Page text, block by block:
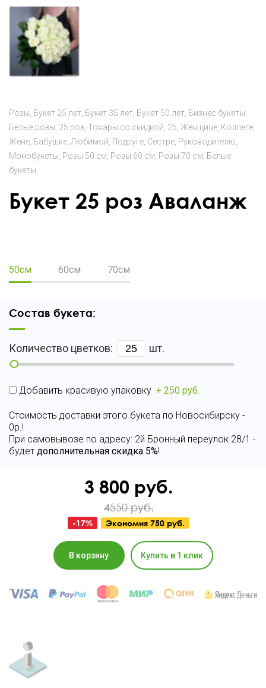
Розы Букет 25 лет Букет 35 лет Букет 50 лет Бизнес букеты
Белые розы 25 роз Товары со скидкой 25 Женщине Коллеге
Жене Бабушке Любимой Подруге Сестре Руководителю
Монобукеты Розы 50 см Розы 60 см Розы 70 см Белые
букеты
Букет 25 роз Аваланж
50см 60см 70см
Состав букета:
Количество цветков: шт.
Добавить красивую упаковку + 250 руб.
Стоимость доставки этого букета по Новосибирску -
0р.!
При самовывозе по адресу: 2й Бронный переулок 28/1 -
будет дополнительная скидка 5%!
3 800 руб.
4550 руб.
-17% Экономия 750 руб.
В корзину Купить в 1 клик